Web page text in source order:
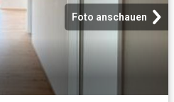
Foto anschauen